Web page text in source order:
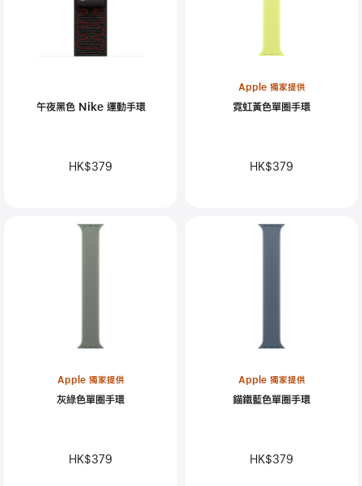
午夜黑色 Nike 運動手環
HK$379
Apple 獨家提供
霓虹黃色單圈手環
HK$379
Apple 獨家提供
灰綠色單圈手環
HK$379
Apple 獨家提供
錨鐵藍色單圈手環
HK$379